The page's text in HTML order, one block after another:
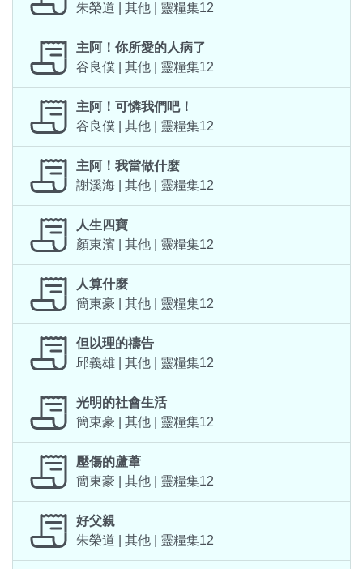
朱榮道 | 其他 | 靈糧集12
主阿！你所愛的人病了
谷良僕 | 其他 | 靈糧集12
主阿！可憐我們吧！
谷良僕 | 其他 | 靈糧集12
主阿！我當做什麼
謝溪海 | 其他 | 靈糧集12
人生四寶
顏東濱 | 其他 | 靈糧集12
人算什麼
簡東豪 | 其他 | 靈糧集12
但以理的禱告
邱義雄 | 其他 | 靈糧集12
光明的社會生活
簡東豪 | 其他 | 靈糧集12
壓傷的蘆葦
簡東豪 | 其他 | 靈糧集12
好父親
朱榮道 | 其他 | 靈糧集12